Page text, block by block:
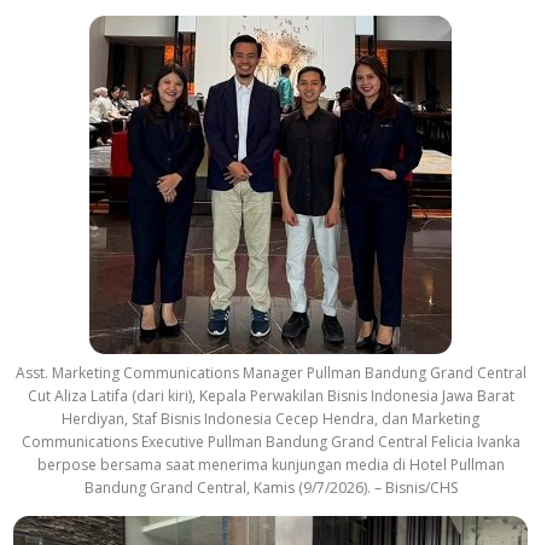
Asst. Marketing Communications Manager Pullman Bandung Grand Central
Cut Aliza Latifa (dari kiri), Kepala Perwakilan Bisnis Indonesia Jawa Barat
Herdiyan, Staf Bisnis Indonesia Cecep Hendra, dan Marketing
Communications Executive Pullman Bandung Grand Central Felicia Ivanka
berpose bersama saat menerima kunjungan media di Hotel Pullman
Bandung Grand Central, Kamis (9/7/2026). – Bisnis/CHS